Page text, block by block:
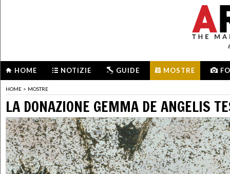
HOME NOTIZIE GUIDE MOSTRE
HOME > MOSTRE
LA DONAZIONE GEMMA DE ANGELIS